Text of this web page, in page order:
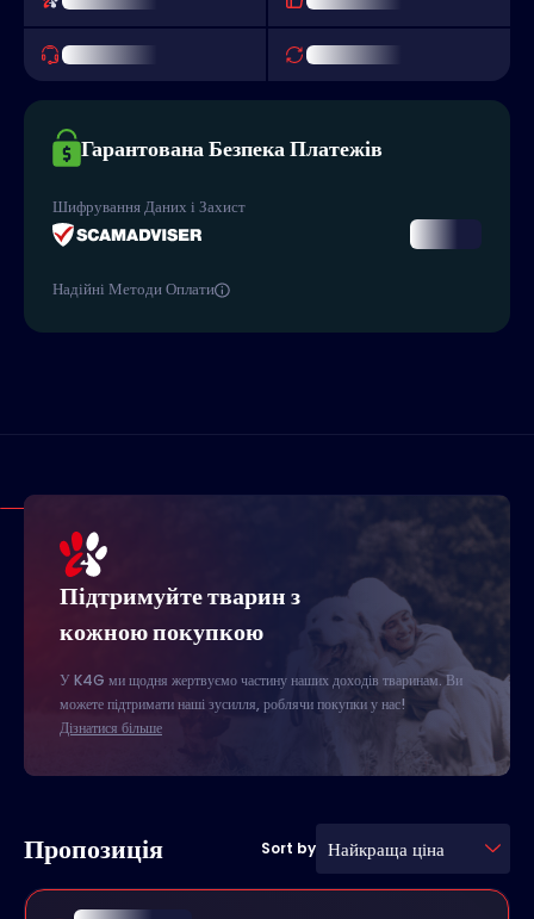
Гарантована Безпека Платежів
Шифрування Даних і Захист
Надійні Методи Оплати
Підтримуйте тварин з
кожною покупкою
У K4G ми щодня жертвуємо частину наших доходів тваринам. Ви
можете підтримати наші зусилля, роблячи покупки у нас!
Дізнатися більше
Пропозиція Sort by Найкраща ціна